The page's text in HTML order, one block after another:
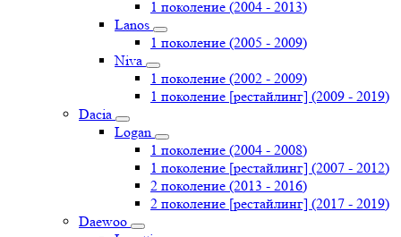
1 поколение (2004 - 2013)
Lanos
1 поколение (2005 - 2009)
Niva
1 поколение (2002 - 2009)
1 поколение [рестайлинг] (2009 - 2019)
Dacia
Logan
1 поколение (2004 - 2008)
1 поколение [рестайлинг] (2007 - 2012)
2 поколение (2013 - 2016)
2 поколение [рестайлинг] (2017 - 2019)
Daewoo